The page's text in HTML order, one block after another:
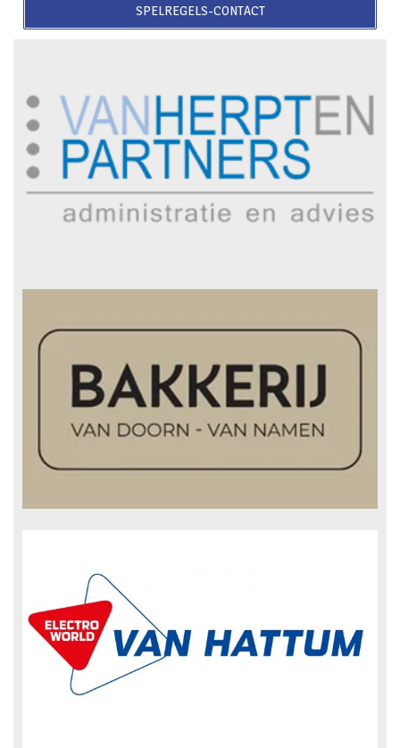
SPELREGELS-CONTACT